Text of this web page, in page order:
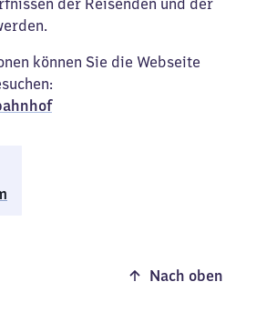
können Sie die Webseite
Nach oben